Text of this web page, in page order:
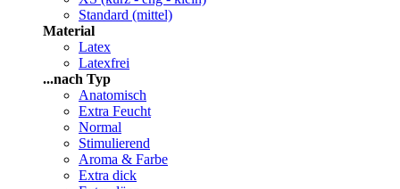
Standard (mittel)
Material
Latex
Latexfrei
...nach Typ
Anatomisch
Extra Feucht
Normal
Stimulierend
Aroma & Farbe
Extra dick